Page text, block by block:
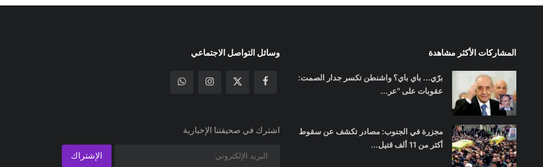
المشاركات الأكثر مشاهدة
برّي... باي باي؟ واشنطن تكسر جدار الصمت:
عقوبات على "عر...
مجزرة في الجنوب: مصادر تكشف عن سقوط
أكثر من 11 ألف قتيل...
وسائل التواصل الاجتماعي
اشترك في صحيفتنا الإخبارية
الإشتراك